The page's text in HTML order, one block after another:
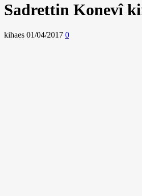
Sadrettin Konevî
kihaes 01/04/2017 0